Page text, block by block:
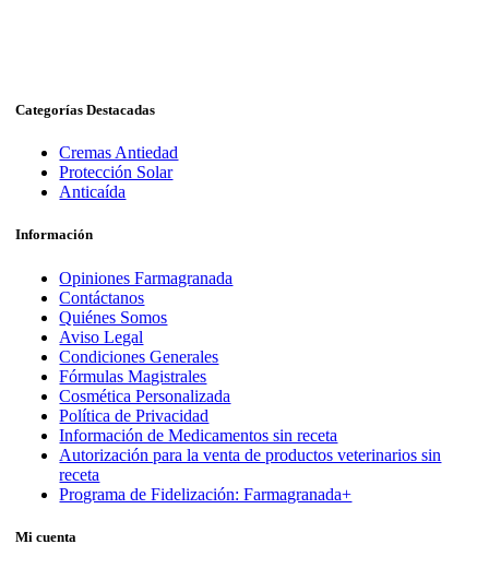
Categorías Destacadas
Cremas Antiedad
Protección Solar
Anticaída
Información
Opiniones Farmagranada
Contáctanos
Quiénes Somos
Aviso Legal
Condiciones Generales
Fórmulas Magistrales
Cosmética Personalizada
Política de Privacidad
Información de Medicamentos sin receta
Autorización para la venta de productos veterinarios sin
receta
Programa de Fidelización: Farmagranada+
Mi cuenta